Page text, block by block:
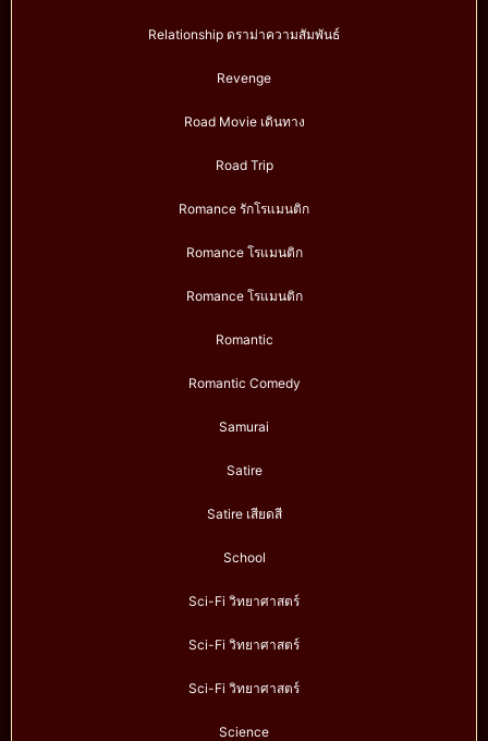
Relationship ดราม่าความสัมพันธ์
Revenge
Road Movie เดินทาง
Road Trip
Romance รักโรแมนติก
Romance โรแมนติก
Romance โรแมนติก
Romantic
Romantic Comedy
Samurai
Satire
Satire เสียดสี
School
Sci-Fi วิทยาศาสตร์
Sci-Fi วิทยาศาสตร์
Sci-Fi วิทยาศาสตร์
Science